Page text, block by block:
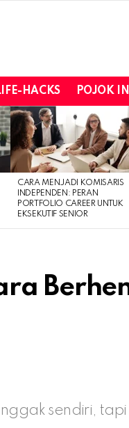
HACKS POJOK
CARA MENJADI KOMISARIS
INDEPENDEN: PERAN
PORTFOLIO CAREER UNTUK
EKSEKUTIF SENIOR
sendiri,